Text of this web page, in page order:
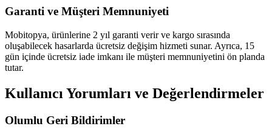
Garanti ve Müşteri Memnuniyeti
Mobitopya, ürünlerine 2 yıl garanti verir ve kargo sırasında
oluşabilecek hasarlarda ücretsiz değişim hizmeti sunar. Ayrıca, 15
gün içinde ücretsiz iade imkanı ile müşteri memnuniyetini ön planda
tutar.
Kullanıcı Yorumları ve Değerlendirmeler
Olumlu Geri Bildirimler